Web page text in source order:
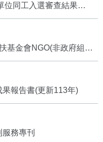
位同工入選審查結果
基金會NGO(非政府組織)
報告書(更新113年)
務專刊